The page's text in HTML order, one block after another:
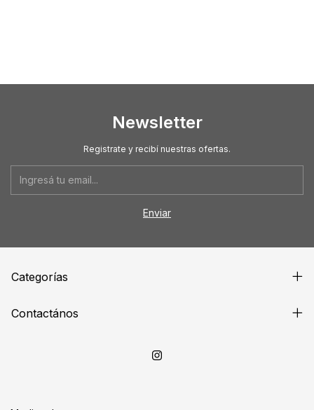
Newsletter
Registrate y recibí nuestras ofertas.
Categorías
Contactános